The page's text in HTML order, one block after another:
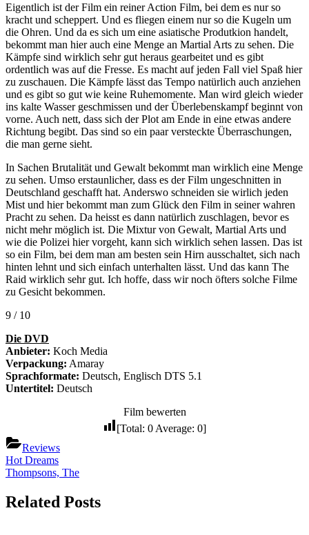
Eigentlich ist der Film ein reiner Action Film, bei dem es nur so
kracht und scheppert. Und es fliegen einem nur so die Kugeln um
die Ohren. Und da es sich um eine asiatische Produtkion handelt,
bekommt man hier auch eine Menge an Martial Arts zu sehen. Die
Kämpfe sind wirklich sehr gut heraus gearbeitet und es gibt
ordentlich was auf die Fresse. Es macht auf jeden Fall viel Spaß hier
zu zuschauen. Die Kämpfe lässt das Tempo natürlich auch anziehen
und es gibt so gut wie keine Ruhemomente. Man wird gleich wieder
ins kalte Wasser geschmissen und der Überlebenskampf beginnt von
vorne. Auch nett, dass sich der Plot am Ende in eine etwas andere
Richtung begibt. Das sind so ein paar versteckte Überraschungen,
die man gerne sieht.
In Sachen Brutalität und Gewalt bekommt man wirklich eine Menge
zu sehen. Umso erstaunlicher, dass es der Film ungeschnitten in
Deutschland geschafft hat. Anderswo schneiden sie wirlich jeden
Mist und hier bekommt man zum Glück den Film in seiner wahren
Pracht zu sehen. Da heisst es dann natürlich zuschlagen, bevor es
nicht mehr möglich ist. Die Mixtur von Gewalt, Martial Arts und
wie die Polizei hier vorgeht, kann sich wirklich sehen lassen. Das ist
so ein Film, bei dem man am besten sein Hirn ausschaltet, sich nach
hinten lehnt und sich einfach unterhalten lässt. Und das kann The
Raid wirklich sehr gut. Ich hoffe, dass wir noch öfters solche Filme
zu Gesicht bekommen.
9 / 10
Die DVD
Anbieter: Koch Media
Verpackung: Amaray
Sprachformate: Deutsch, Englisch DTS 5.1
Untertitel: Deutsch
Film bewerten
[Total: 0 Average: 0]
Reviews
Beitragsnavigation
Previous
Post:
Hot Dreams
Next
Thompsons, The
Related Posts